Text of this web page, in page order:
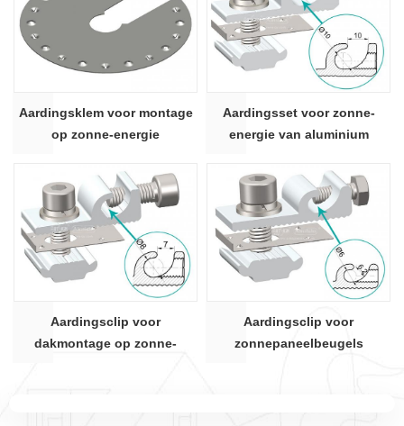
Aardingsklem voor montage
op zonne-energie
Aardingsset voor zonne-
energie van aluminium
Aardingsclip voor
dakmontage op zonne-
Aardingsclip voor
zonnepaneelbeugels